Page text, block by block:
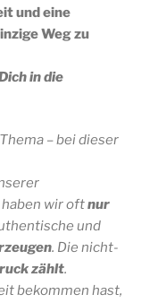
und eine
Weg zu
in die
– bei dieser
wir oftnur
und
. Die nicht-
zählt.
bekommen hast,